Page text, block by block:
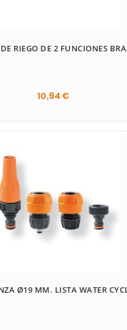
RIEGO DE 2 FUNCIONES
10,94 €
Ø19 MM. LISTA WATER